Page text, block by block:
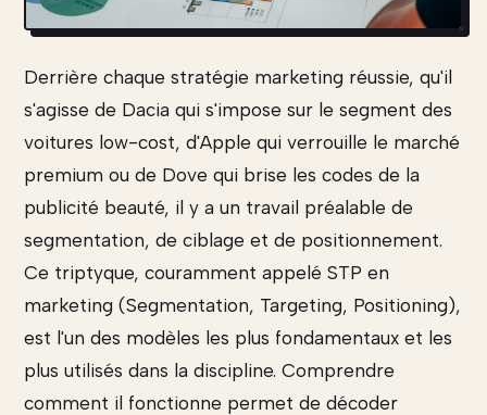
Derrière chaque stratégie marketing réussie, qu'il
s'agisse de Dacia qui s'impose sur le segment des
voitures low-cost, d'Apple qui verrouille le marché
premium ou de Dove qui brise les codes de la
publicité beauté, il y a un travail préalable de
segmentation, de ciblage et de positionnement.
Ce triptyque, couramment appelé STP en
marketing (Segmentation, Targeting, Positioning),
est l'un des modèles les plus fondamentaux et les
plus utilisés dans la discipline. Comprendre
comment il fonctionne permet de décoder